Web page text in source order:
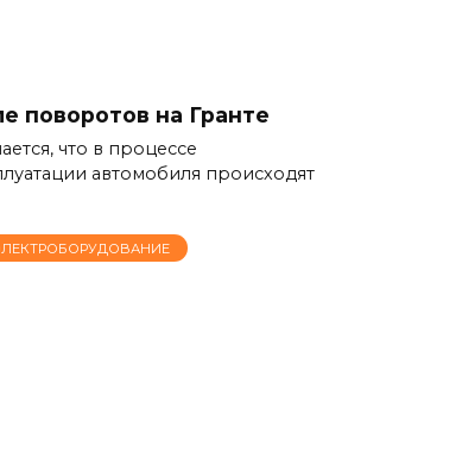
поворотов на Гранте
что в процессе
автомобиля происходят